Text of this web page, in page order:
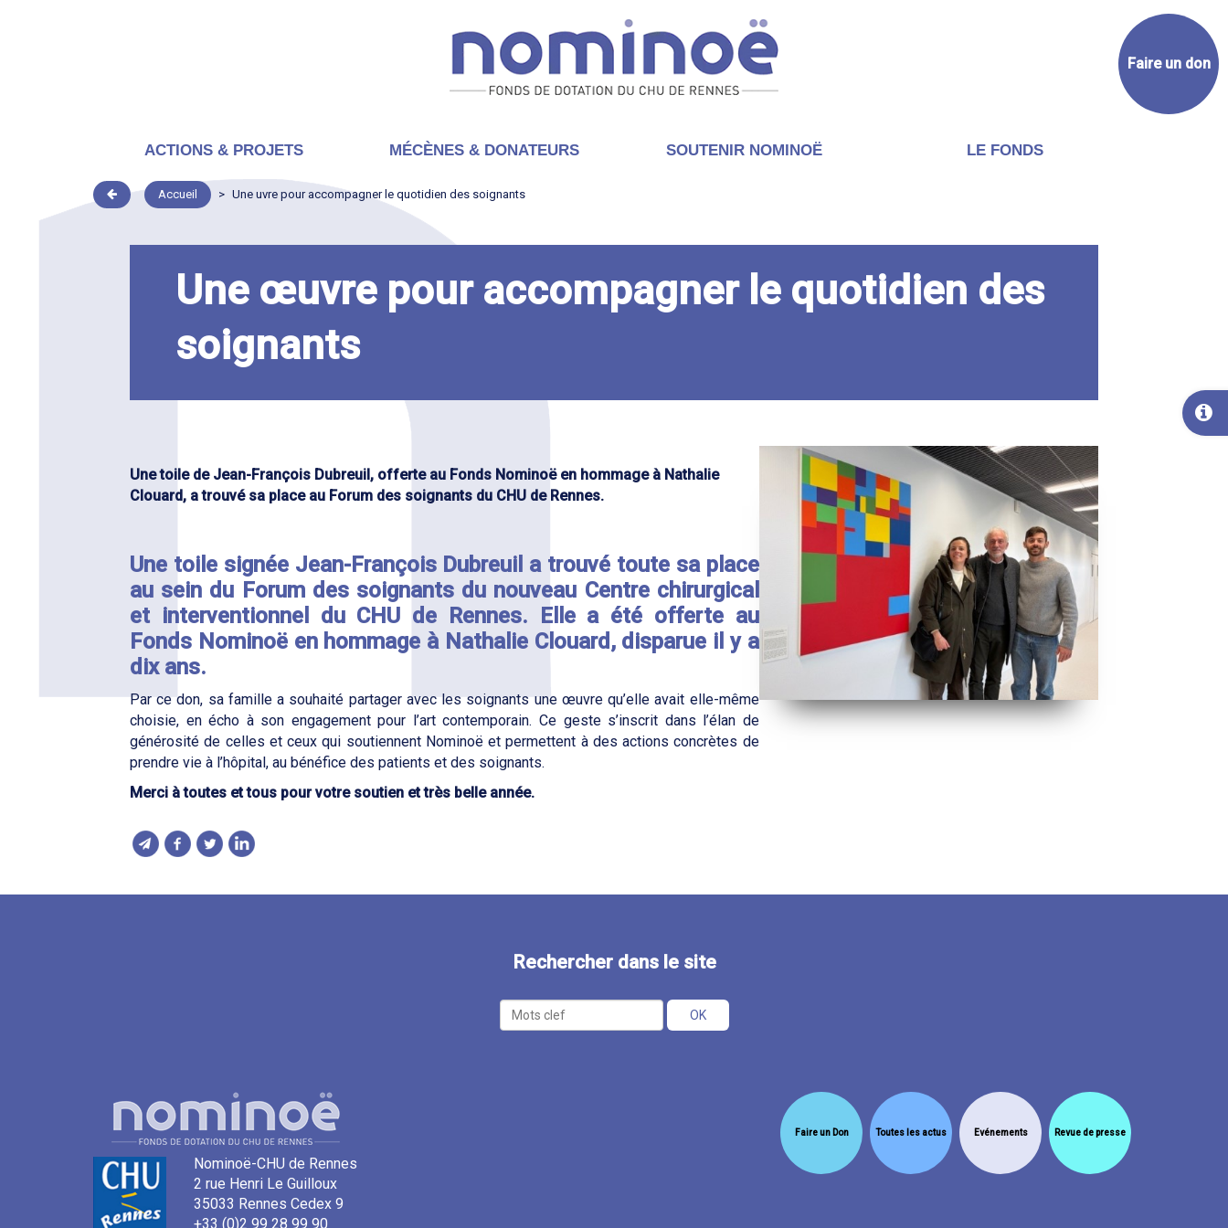
Faire un don
ACTIONS & PROJETS MÉCÈNES & DONATEURS SOUTENIR NOMINOË LE FONDS
Accueil > Une uvre pour accompagner le quotidien des soignants
Une œuvre pour accompagner le quotidien des
soignants
Une toile de Jean-François Dubreuil, offerte au Fonds Nominoë en hommage à Nathalie
Clouard, a trouvé sa place au Forum des soignants du CHU de Rennes.
Une toile signée Jean-François Dubreuil a trouvé toute sa place
au sein du Forum des soignants du nouveau Centre chirurgical
et interventionnel du CHU de Rennes. Elle a été offerte au
Fonds Nominoë en hommage à Nathalie Clouard, disparue il y a
dix ans.
Par ce don, sa famille a souhaité partager avec les soignants une œuvre qu’elle avait elle-même
choisie, en écho à son engagement pour l’art contemporain. Ce geste s’inscrit dans l’élan de
générosité de celles et ceux qui soutiennent Nominoë et permettent à des actions concrètes de
prendre vie à l’hôpital, au bénéfice des patients et des soignants.
Merci à toutes et tous pour votre soutien et très belle année.
Rechercher dans le site
Nominoë-CHU de Rennes
2 rue Henri Le Guilloux
35033 Rennes Cedex 9
+33 (0)2 99 28 99 90
Faire un Don Toutes les actus Evénements Revue de presse